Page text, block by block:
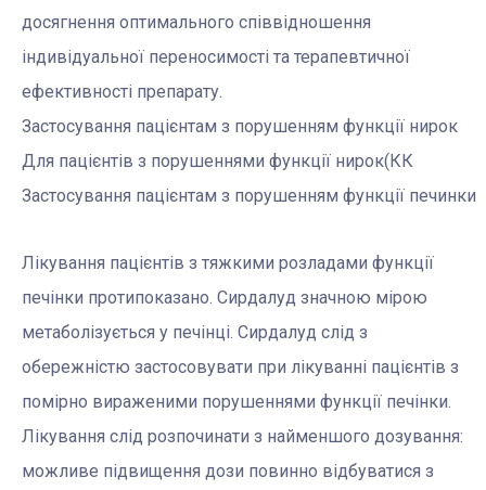
досягнення оптимального співвідношення
індивідуальної переносимості та терапевтичної
ефективності препарату.
Застосування пацієнтам з порушенням функції нирок
Для пацієнтів з порушеннями функції нирок(КК
Застосування пацієнтам з порушенням функції печинки
Лікування пацієнтів з тяжкими розладами функції
печінки протипоказано. Сирдалуд значною мірою
метаболізується у печінці. Сирдалуд слід з
обережністю застосовувати при лікуванні пацієнтів з
помірно вираженими порушеннями функції печінки.
Лікування слід розпочинати з найменшого дозування:
можливе підвищення дози повинно відбуватися з